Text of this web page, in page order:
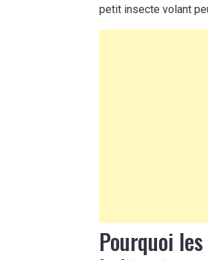
petit insecte volant
Pourquoi